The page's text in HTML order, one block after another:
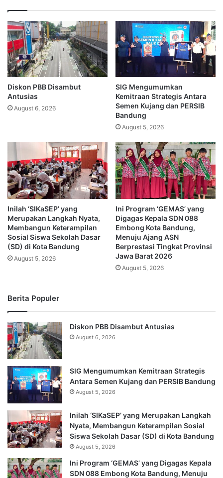
Diskon PBB Disambut
Antusias
August 6, 2026
SIG Mengumumkan
Kemitraan Strategis Antara
Semen Kujang dan PERSIB
Bandung
August 5, 2026
Inilah ‘SIKaSEP’ yang
Merupakan Langkah Nyata,
Membangun Keterampilan
Sosial Siswa Sekolah Dasar
(SD) di Kota Bandung
August 5, 2026
Ini Program ‘GEMAS’ yang
Digagas Kepala SDN 088
Embong Kota Bandung,
Menuju Ajang ASN
Berprestasi Tingkat Provinsi
Jawa Barat 2026
August 5, 2026
Berita Populer
Diskon PBB Disambut Antusias
August 6, 2026
SIG Mengumumkan Kemitraan Strategis
Antara Semen Kujang dan PERSIB Bandung
August 5, 2026
Inilah ‘SIKaSEP’ yang Merupakan Langkah
Nyata, Membangun Keterampilan Sosial
Siswa Sekolah Dasar (SD) di Kota Bandung
August 5, 2026
Ini Program ‘GEMAS’ yang Digagas Kepala
SDN 088 Embong Kota Bandung, Menuju